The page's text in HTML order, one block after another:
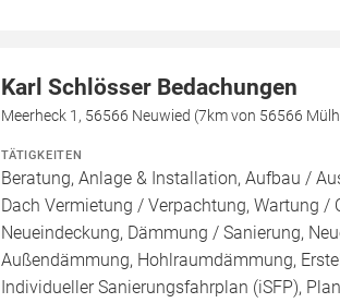
Karl Schlösser Bedachungen
Meerheck 1, 56566 Neuwied (7km von 56566
TÄTIGKEITEN
Beratung, Anlage & Installation, Aufbau /
Dach Vermietung / Verpachtung, Wartung /
Neueindeckung, Dämmung / Sanierung,
Außendämmung, Hohlraumdämmung,
Individueller Sanierungsfahrplan (iSFP),